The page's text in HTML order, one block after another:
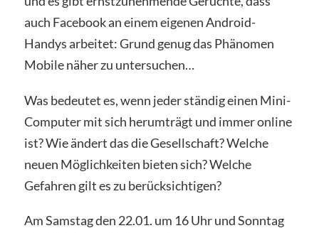
auch Facebook an einem eigenen Android-
Handys arbeitet: Grund genug das Phänomen
Mobile näher zu untersuchen…
Was bedeutet es, wenn jeder ständig einen Mini-
Computer mit sich herumträgt und immer online
ist? Wie ändert das die Gesellschaft? Welche
neuen Möglichkeiten bieten sich? Welche
Gefahren gilt es zu berücksichtigen?
Am Samstag den 22.01. um 16 Uhr und Sonntag